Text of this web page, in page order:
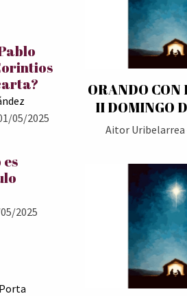
ORANDO CON
II DOMINGO
Aitor
05/2025
2025